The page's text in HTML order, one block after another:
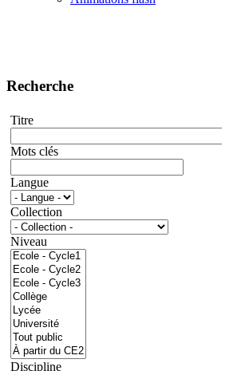
Recherche
Titre
Mots clés
Langue
Collection
Niveau
Discipline